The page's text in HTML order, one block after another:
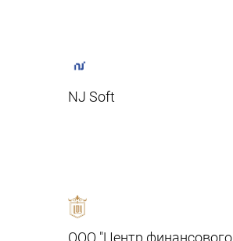
NJ Soft
ООО "Центр финансового